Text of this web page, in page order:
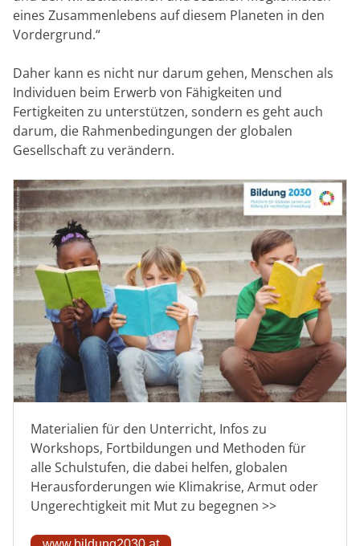
eines Zusammenlebens auf diesem Planeten in den
Vordergrund.“
Daher kann es nicht nur darum gehen, Menschen als
Individuen beim Erwerb von Fähigkeiten und
Fertigkeiten zu unterstützen, sondern es geht auch
darum, die Rahmenbedingungen der globalen
Gesellschaft zu verändern.
Materialien für den Unterricht, Infos zu
Workshops, Fortbildungen und Methoden für
alle Schulstufen, die dabei helfen, globalen
Herausforderungen wie Klimakrise, Armut oder
Ungerechtigkeit mit Mut zu begegnen >>